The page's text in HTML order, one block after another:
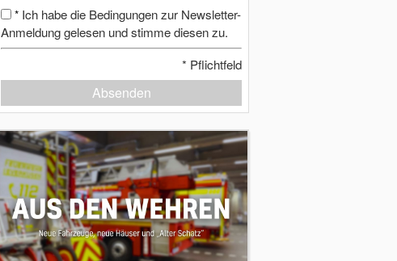
* Ich habe die Bedingungen zur Newsletter-
Anmeldung gelesen und stimme diesen zu.
* Pflichtfeld
Absenden